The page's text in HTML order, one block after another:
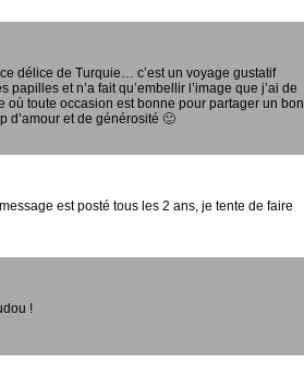
délice de Turquie… c’est un voyage gustatif
papilles et n’a fait qu’embellir l’image que j’ai de
où toute occasion est bonne pour partager un bon
d’amour et de générosité 🙂
est posté tous les 2 ans, je tente de faire
!